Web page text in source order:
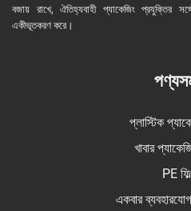
বজায় রাখে, ঐতিহ্যবাহী প্যাকেজিং প্রযুক্তির
একীভূতকরণ করে।
প্লাস্টিক
খাবার
PE
একবার